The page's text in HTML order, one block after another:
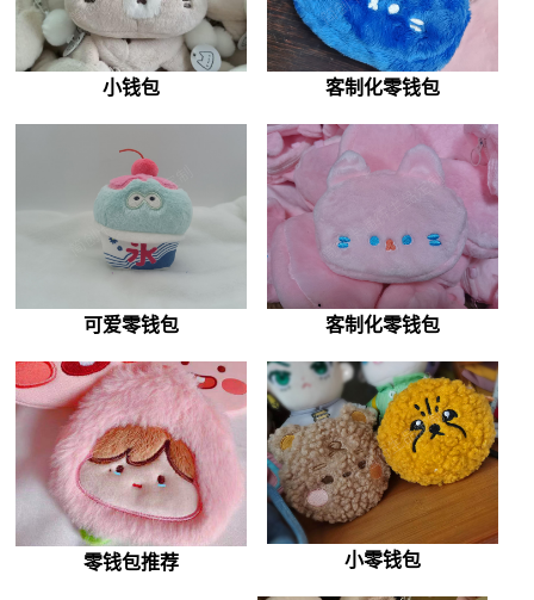
小钱包 客制化零钱包
可爱零钱包 客制化零钱包
零钱包推荐 小零钱包